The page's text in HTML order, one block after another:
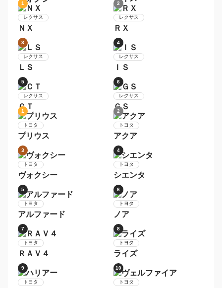
トヨタ
プリウス
ダイハツ
ムーヴ
7
日産
セレナ
8
トヨタ
アクア
トヨタ
ヴォクシー
日産
デイズ
レクサス
レクサス
ＲＸ